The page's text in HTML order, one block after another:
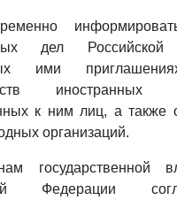
дел
ими
иностранных
к ним лиц, а также
организаций.
государственной
Федерации